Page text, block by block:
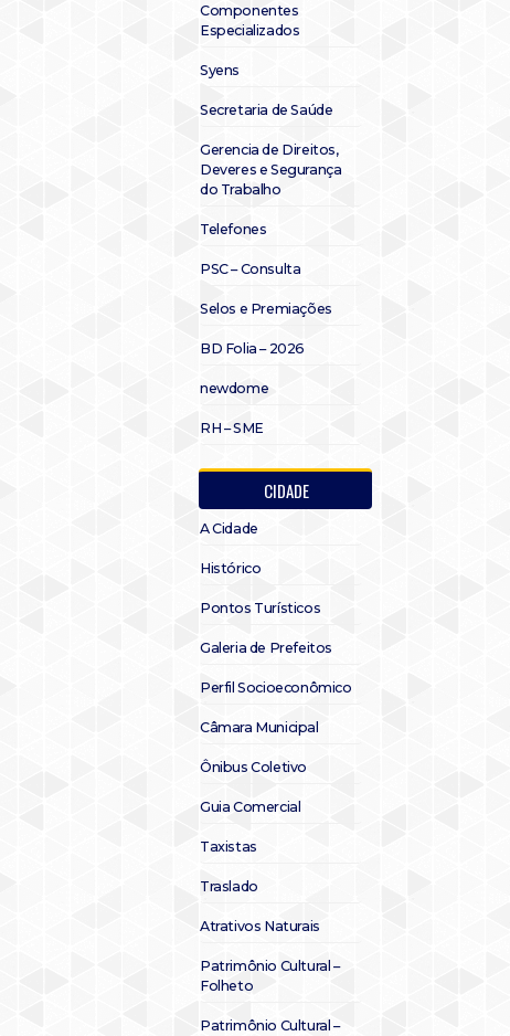
Componentes
Especializados
Syens
Secretaria de Saúde
Gerencia de Direitos,
Deveres e Segurança
do Trabalho
Telefones
PSC – Consulta
Selos e Premiações
BD Folia – 2026
newdome
RH – SME
CIDADE
A Cidade
Histórico
Pontos Turísticos
Galeria de Prefeitos
Perfil Socioeconômico
Câmara Municipal
Ônibus Coletivo
Guia Comercial
Taxistas
Traslado
Atrativos Naturais
Patrimônio Cultural –
Folheto
Patrimônio Cultural –